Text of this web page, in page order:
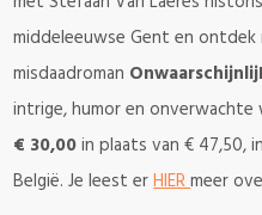
middeleeuwse Gent en ontdek
misdaadroman
intrige, humor en
€ 30,00in plaats van € 47,50,
België. Je leest erHIERmeer